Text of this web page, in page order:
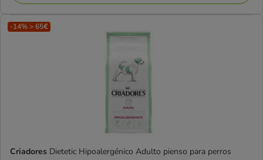
-14% > 65€
Criadores Dietetic Hipoalergénico Adulto pienso para perros